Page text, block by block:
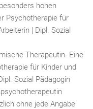
hohen
Psychotherapie für
| Dipl. Sozial
Therapeutin. Eine
für Kinder und
Sozial Pädagogin
ohne jede Angabe